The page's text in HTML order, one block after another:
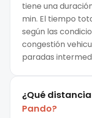
tiene una
min. El tiempo
según las
congestión
paradas
¿Qué
Pando?